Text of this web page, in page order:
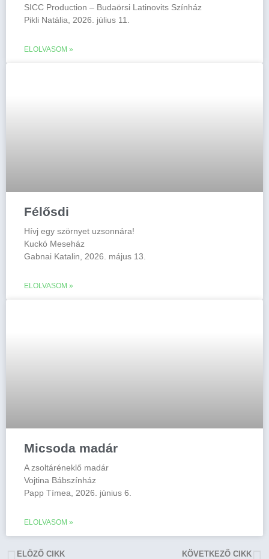
SICC Production – Budaörsi Latinovits Színház
Pikli Natália, 2026. július 11.
ELOLVASOM »
Félősdi
Hívj egy szörnyet uzsonnára!
Kuckó Meseház
Gabnai Katalin, 2026. május 13.
ELOLVASOM »
Micsoda madár
A zsoltáréneklő madár
Vojtina Bábszínház
Papp Tímea, 2026. június 6.
ELOLVASOM »
ELÖZŐ CIKK KÖVETKEZŐ CIKK